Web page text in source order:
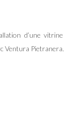
d’une
Ventura Pietranera.